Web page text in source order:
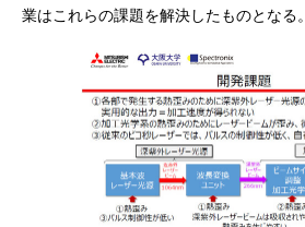
業はこれらの課題を解決したものとなる。